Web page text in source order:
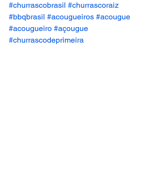
#churrascobrasil #churrascoraiz
#bbqbrasil #acougueiros #acougue
#acougueiro #açougue
#churrascodeprimeira